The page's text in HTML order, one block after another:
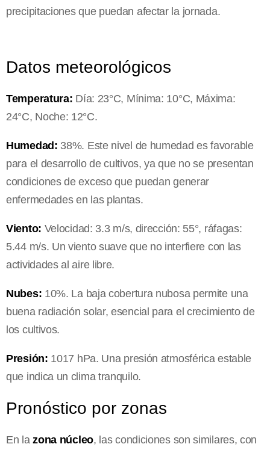
precipitaciones que puedan afectar la jornada.
Datos meteorológicos
Temperatura: Día: 23°C, Mínima: 10°C, Máxima:
24°C, Noche: 12°C.
Humedad: 38%. Este nivel de humedad es favorable
para el desarrollo de cultivos, ya que no se presentan
condiciones de exceso que puedan generar
enfermedades en las plantas.
Viento: Velocidad: 3.3 m/s, dirección: 55°, ráfagas:
5.44 m/s. Un viento suave que no interfiere con las
actividades al aire libre.
Nubes: 10%. La baja cobertura nubosa permite una
buena radiación solar, esencial para el crecimiento de
los cultivos.
Presión: 1017 hPa. Una presión atmosférica estable
que indica un clima tranquilo.
Pronóstico por zonas
En lazona núcleo, las condiciones son similares, con